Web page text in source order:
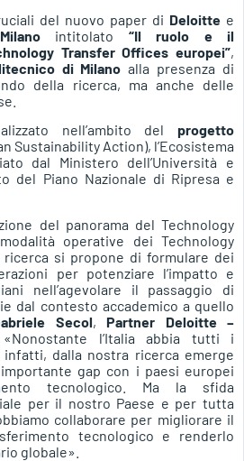
del nuovo paper di Deloitte e
intitolato “Il ruolo e il
Transfer Offices europei”,
di Milano alla presenza di
della ricerca, ma anche delle
nell’ambito del progetto
Sustainability Action), l’Ecosistema
dal Ministero dell’Università e
del Piano Nazionale di Ripresa e
del panorama del Technology
operative dei Technology
ricerca si propone di formulare dei
per potenziare l’impatto e
nell’agevolare il passaggio di
dal contesto accademico a quello
Secol, Partner Deloitte –
l’Italia abbia tutti i
dalla nostra ricerca emerge
gap con i paesi europei
tecnologico. Ma la sfida
per il nostro Paese e per tutta
collaborare per migliorare il
tecnologico e renderlo
globale».